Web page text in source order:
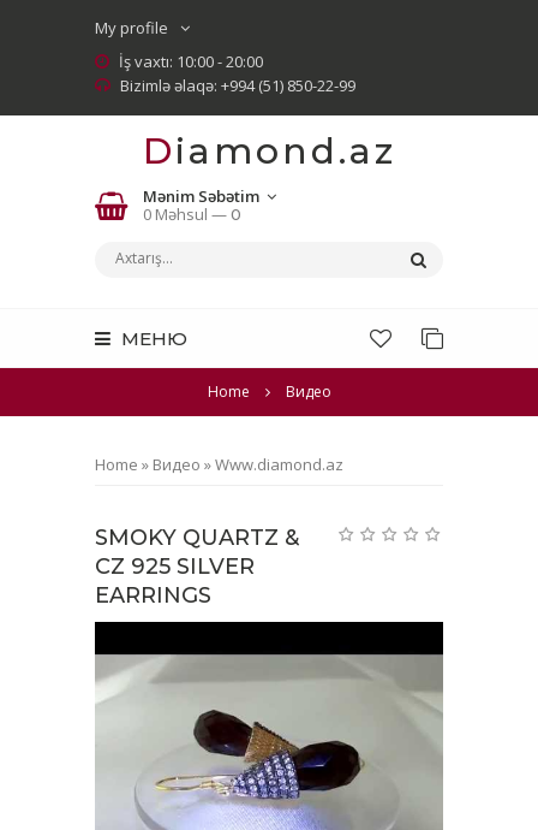
My profile
İş vaxtı: 10:00 - 20:00
Bizimlə əlaqə: +994 (51) 850-22-99
Diamond.az
Mənim Səbətim
0 Məhsul —0
МЕНЮ
Home Видео
Home » Видео »Www.diamond.az
SMOKY QUARTZ &
CZ 925 SILVER
EARRINGS